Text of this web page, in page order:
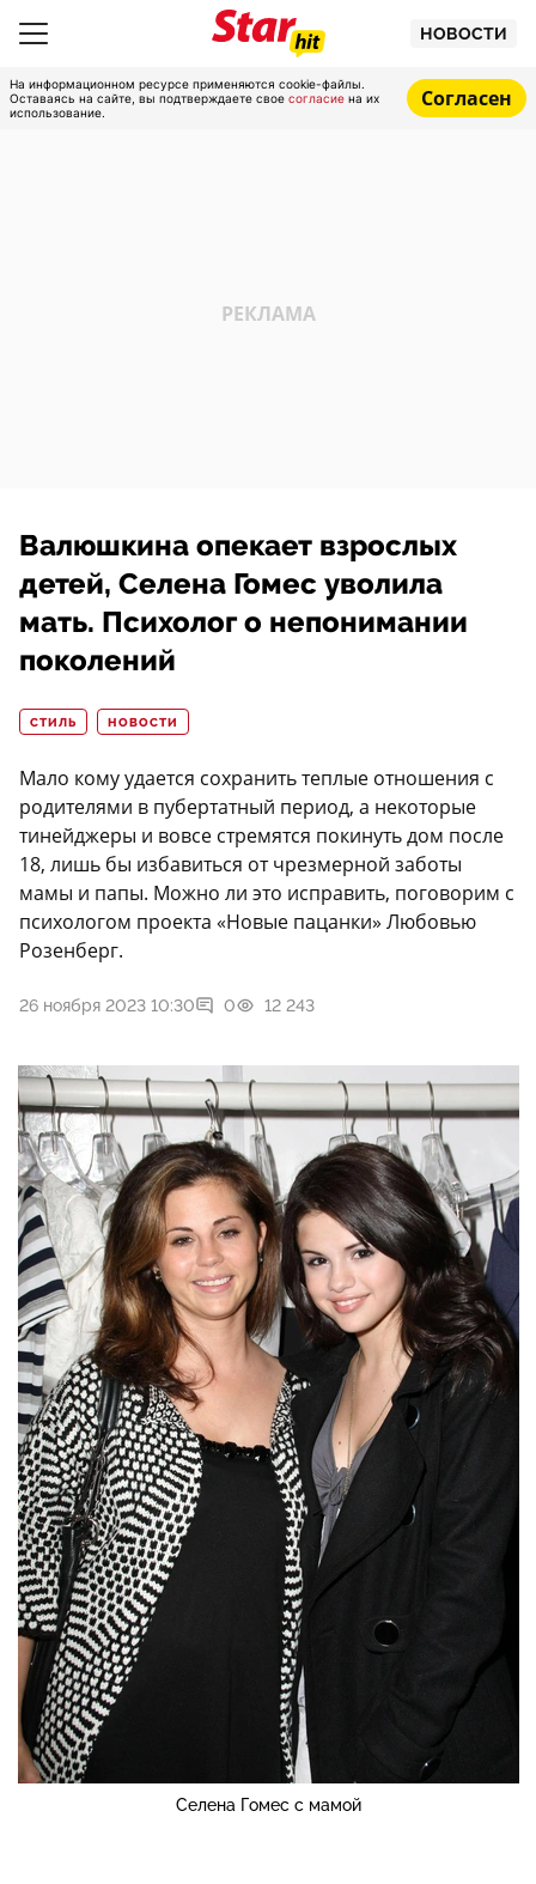
НОВОСТИ
На информационном ресурсе применяются cookie-файлы.
Оставаясь на сайте, вы подтверждаете свое согласие на их
использование.
Согласен
Валюшкина опекает взрослых
детей, Селена Гомес уволила
мать. Психолог о непонимании
поколений
СТИЛЬ НОВОСТИ
Мало кому удается сохранить теплые отношения с
родителями в пубертатный период, а некоторые
тинейджеры и вовсе стремятся покинуть дом после
18, лишь бы избавиться от чрезмерной заботы
мамы и папы. Можно ли это исправить, поговорим с
психологом проекта «Новые пацанки» Любовью
Розенберг.
26 ноября 2023 10:30 0 12 243
Селена Гомес с мамой